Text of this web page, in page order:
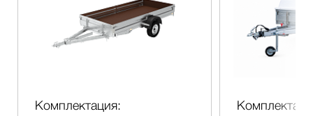
Комплектация: